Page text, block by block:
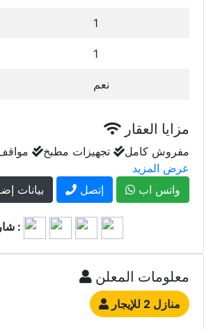
1
1
نعم
مزايا العقار
مفروش كامل تجهيزات مطبخ
عرض المزيد
بيانات
إتصل واتس اب
شارك :
معلومات المعلن
منازل 2 للإيجار